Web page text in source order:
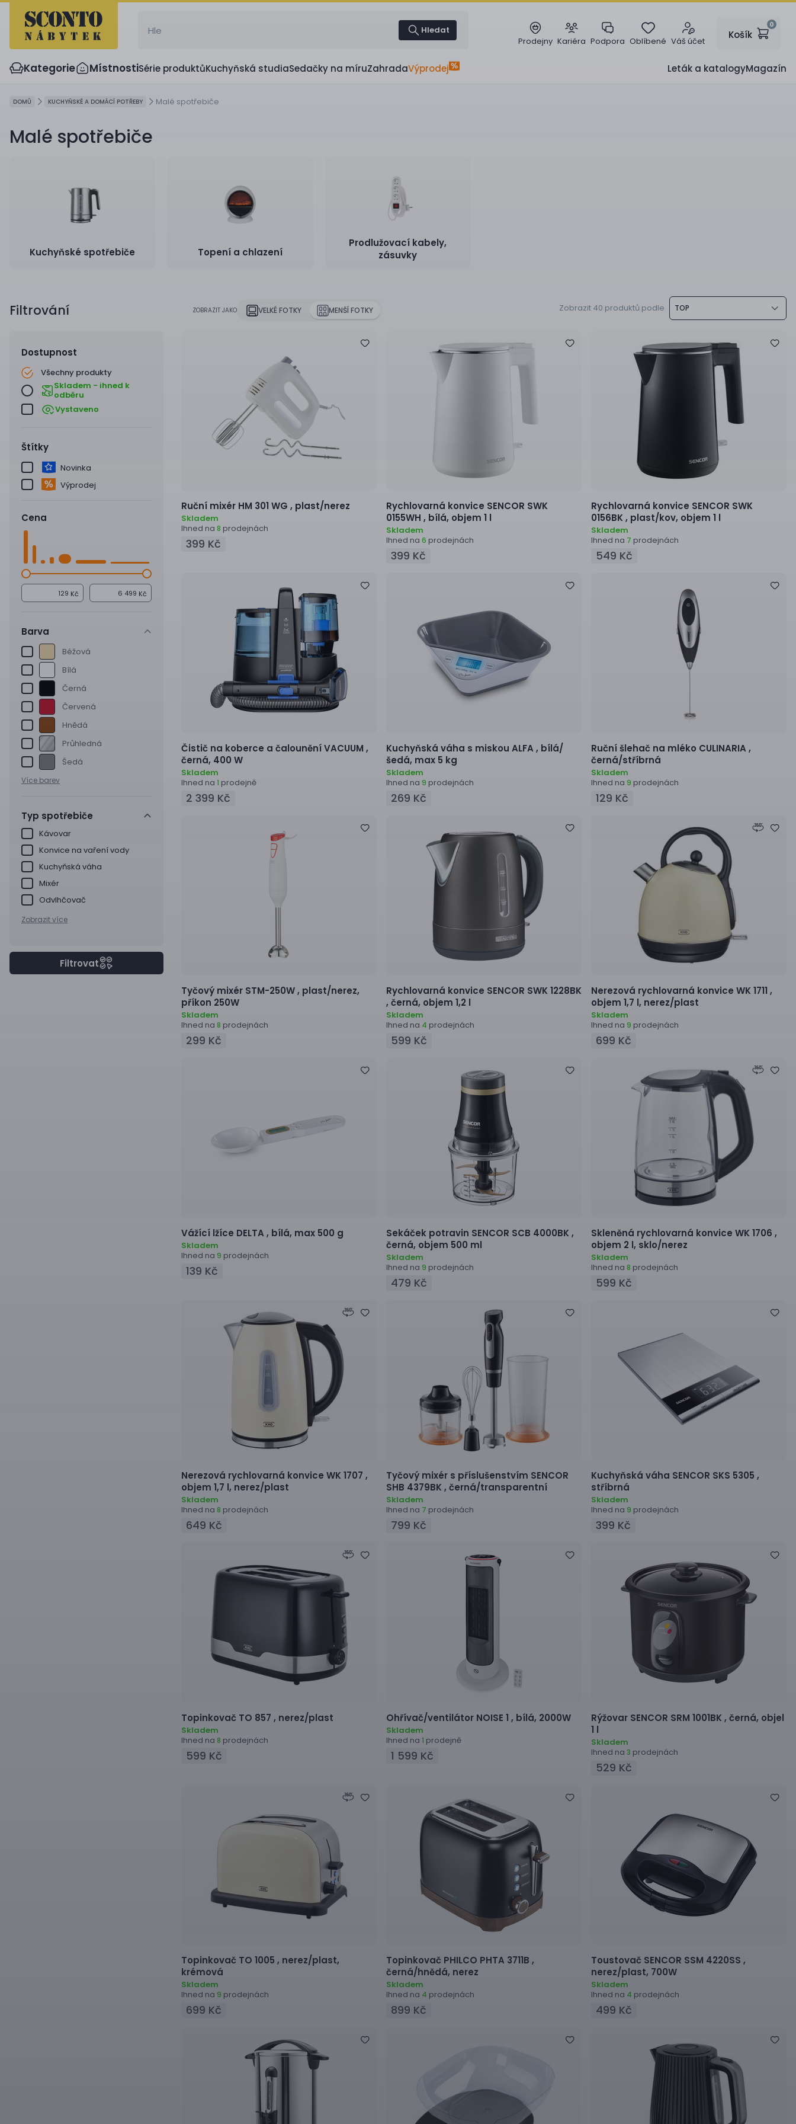
Hledat
Prodejny Kariéra Podpora Oblíbené Váš účet
Košík
0
Kategorie MístnostiSérie produktůKuchyňská studiaSedačky na míruZahradaVýprodej Leták a katalogyMagazín
DOMŮ KUCHYŇSKÉ A DOMÁCÍ POTŘEBY Malé spotřebiče
Malé spotřebiče
Kuchyňské spotřebiče Topení a chlazení
Prodlužovací kabely,
zásuvky
Filtrování ZOBRAZIT JAKO VELKÉ FOTKY MENŠÍ FOTKY
Dostupnost
Všechny produkty
Skladem - ihned k
odběru
Vystaveno
Štítky
Novinka
Výprodej
Cena
Kč Kč
Barva
Béžová
Bílá
Černá
Červená
Hnědá
Průhledná
Šedá
Více barev
Typ spotřebiče
Kávovar
Konvice na vaření vody
Kuchyňská váha
Mixér
Odvlhčovač
Zobrazit více
Filtrovat
TOP
Zobrazit 40 produktů podle
Ruční mixér HM 301 WG , plast/nerez
Skladem
Ihned na 8 prodejnách
399 Kč
Rychlovarná konvice SENCOR SWK
0155WH , bílá, objem 1 l
Skladem
Ihned na 6 prodejnách
399 Kč
Rychlovarná konvice SENCOR SWK
0156BK , plast/kov, objem 1 l
Skladem
Ihned na 7 prodejnách
549 Kč
Čistič na koberce a čalouněníVACUUM ,
černá, 400 W
Skladem
Ihned na 1 prodejně
2 399 Kč
Kuchyňská váha s miskou ALFA , bílá/
šedá, max 5 kg
Skladem
Ihned na 9 prodejnách
269 Kč
Ruční šlehač na mléko CULINARIA ,
černá/stříbrná
Skladem
Ihned na 9 prodejnách
129 Kč
Tyčový mixér STM-250W , plast/nerez,
příkon 250W
Skladem
Ihned na 8 prodejnách
299 Kč
Rychlovarná konvice SENCOR SWK 1228BK
, černá, objem 1,2 l
Skladem
Ihned na 4 prodejnách
599 Kč
Nerezová rychlovarná konvice WK 1711 ,
objem 1,7 l, nerez/plast
Skladem
Ihned na 9 prodejnách
699 Kč
Vážící lžíce DELTA , bílá, max 500 g
Skladem
Ihned na 9 prodejnách
139 Kč
Sekáček potravin SENCOR SCB 4000BK ,
černá, objem 500 ml
Skladem
Ihned na 9 prodejnách
479 Kč
Skleněná rychlovarná konvice WK 1706 ,
objem 2 l, sklo/nerez
Skladem
Ihned na 8 prodejnách
599 Kč
Nerezová rychlovarná konvice WK 1707 ,
objem 1,7 l, nerez/plast
Skladem
Ihned na 8 prodejnách
649 Kč
Tyčový mixér s příslušenstvím SENCOR
SHB 4379BK , černá/transparentní
Skladem
Ihned na 7 prodejnách
799 Kč
Kuchyňská váha SENCOR SKS 5305 ,
stříbrná
Skladem
Ihned na 9 prodejnách
399 Kč
Topinkovač TO 857 , nerez/plast
Skladem
Ihned na 8 prodejnách
599 Kč
Ohřívač/ventilátor NOISE 1 , bílá, 2000W
Skladem
Ihned na 1 prodejně
1 599 Kč
Rýžovar SENCOR SRM 1001BK , černá, objel
1 l
Skladem
Ihned na 3 prodejnách
529 Kč
Topinkovač TO 1005 , nerez/plast,
krémová
Skladem
Ihned na 9 prodejnách
699 Kč
Topinkovač PHILCO PHTA 3711B ,
černá/hnědá, nerez
Skladem
Ihned na 4 prodejnách
899 Kč
Toustovač SENCOR SSM 4220SS ,
nerez/plast, 700W
Skladem
Ihned na 4 prodejnách
499 Kč